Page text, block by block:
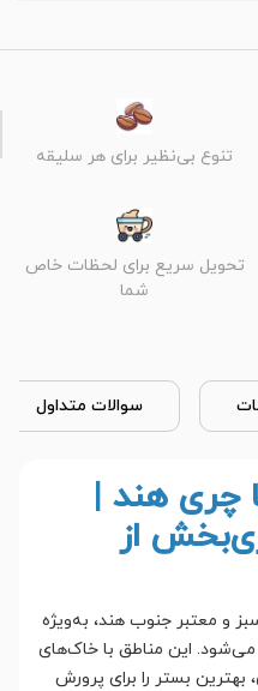
تنوع بی‌نظیر برای هر سلیقه
تحویل سریع برای لحظات خاص
شما
سوالات متداول
چری هند |
از
و معتبر جنوب هند، به‌ویژه
این مناطق با خاک‌های
بستر را برای پرورش